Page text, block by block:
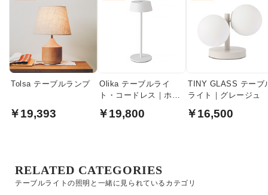
Tolsa テーブルランプ
￥19,393
Olika テーブルライ
ト・コードレス｜ホワ
￥19,800
TINY GLASS テーブ
ライト｜グレージュ
￥16,500
テーブルライトの照明と一緒に見られているカテゴリ
RELATED CATEGORIES